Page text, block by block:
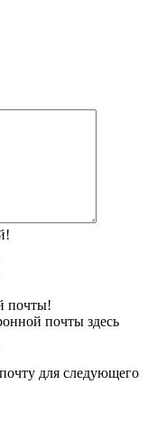
почты!
почты здесь
для следующего